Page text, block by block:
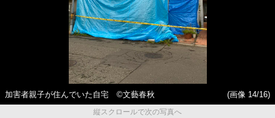
加害者親子が住んでいた自宅 ©文藝春秋
(画像 14/16)
縦スクロールで次の写真へ